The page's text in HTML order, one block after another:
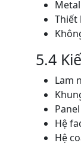
Thiết
5.4
Lam
Hệ
Hệ